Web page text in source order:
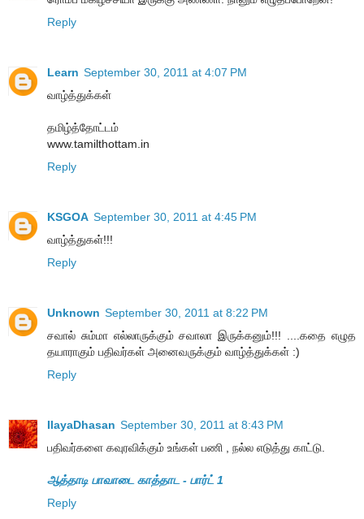
Reply
Learn September 30, 2011 at 4:07 PM
வாழ்த்துக்கள்
தமிழ்த்தோட்டம்
www.tamilthottam.in
Reply
KSGOA September 30, 2011 at 4:45 PM
வாழ்த்துகள்!!!
Reply
Unknown September 30, 2011 at 8:22 PM
சவால் சும்மா எல்லாருக்கும் சவாலா இருக்கனும்!!! ....கதை எழுத
தயாராகும் பதிவர்கள் அனைவருக்கும் வாழ்த்துக்கள் :)
Reply
IlayaDhasan September 30, 2011 at 8:43 PM
பதிவர்களை கவுரவிக்கும் உங்கள் பணி , நல்ல எடுத்து காட்டு.
ஆத்தாடி பாவாடை காத்தாட - பார்ட் 1
Reply